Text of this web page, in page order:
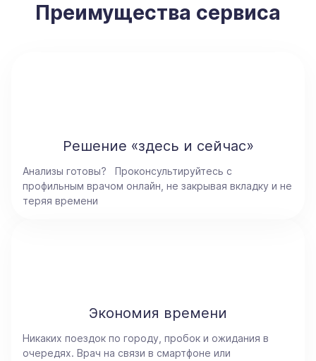
Преимущества сервиса
Решение «здесь и сейчас»
Анализы готовы? Проконсультируйтесь с
профильным врачом онлайн, не закрывая вкладку и не
теряя времени
Экономия времени
Никаких поездок по городу, пробок и ожидания в
очередях. Врач на связи в смартфоне или